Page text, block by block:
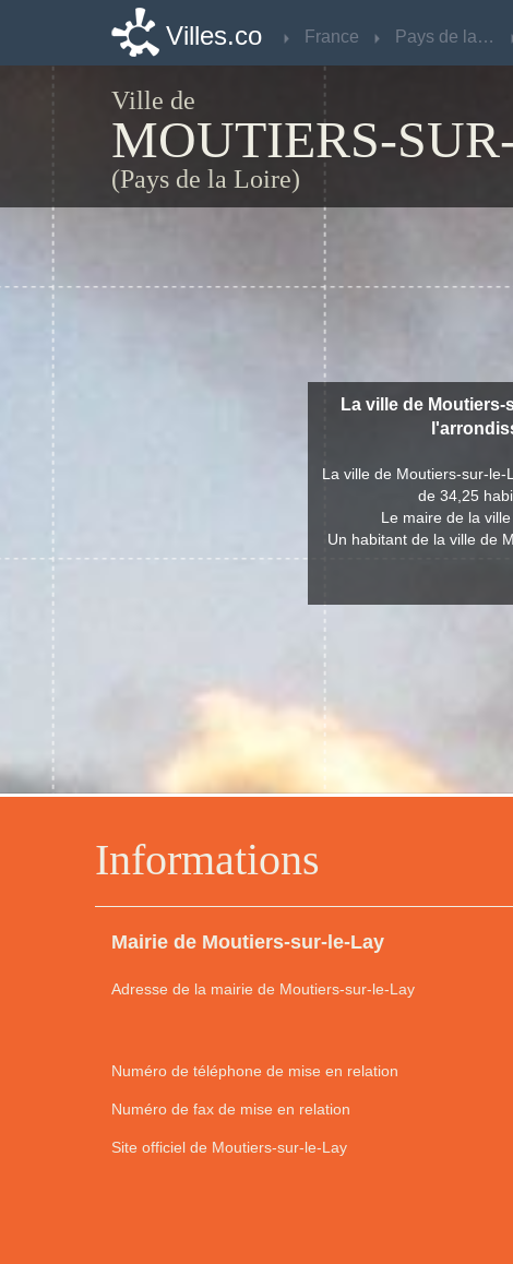
Villes.co France Pays de la Loire
Ville de
MOUTIERS-
(Pays de la Loire)
Informations
Mairie de Moutiers-sur-le-Lay
Adresse de la mairie de Moutiers-sur-le-Lay
Numéro de téléphone de mise en relation
Numéro de fax de mise en relation
Site officiel de Moutiers-sur-le-Lay
La ville de
La ville de Moutiers-sur-
de 34,25
Le maire de la
Un habitant de la ville de
Villes.co France Pays de la Loire